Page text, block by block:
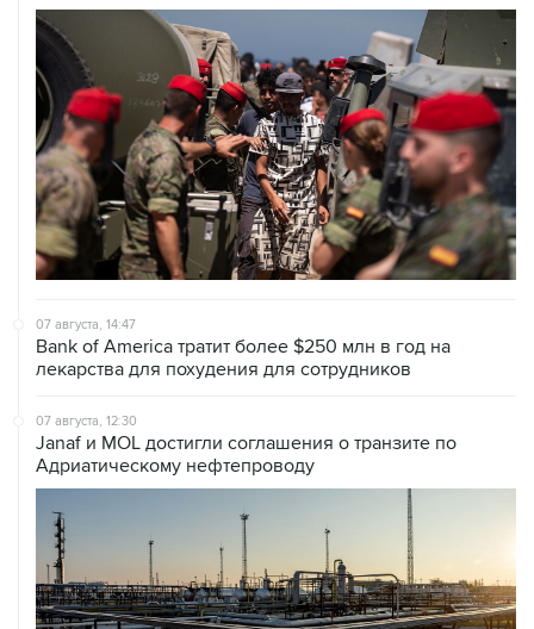
07 августа, 14:47
Bank of America тратит более $250 млн в год на
лекарства для похудения для сотрудников
07 августа, 12:30
Janaf и MOL достигли соглашения о транзите по
Адриатическому нефтепроводу